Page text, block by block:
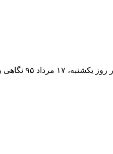
کاریکاتور روز یکشنبه، ۱۷ مرداد